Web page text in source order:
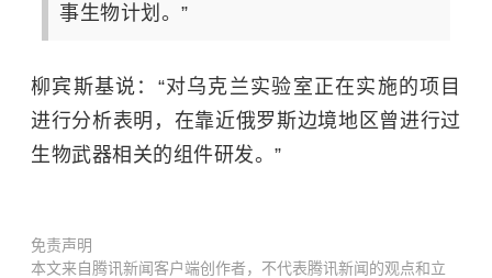
事生物计划。”
柳宾斯基说：“对乌克兰实验室正在实施的项目
进行分析表明，在靠近俄罗斯边境地区曾进行过
生物武器相关的组件研发。”
免责声明
本文来自腾讯新闻客户端创作者，不代表腾讯新闻的观点和立